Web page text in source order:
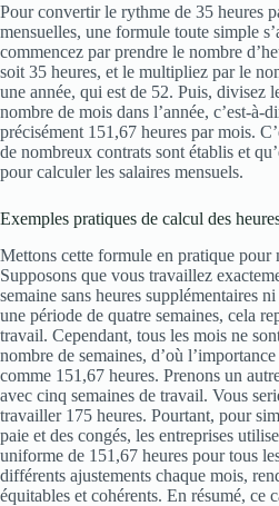
Pour convertir le rythme de 35 heures
mensuelles, une formule toute simple
commencez par prendre le nombre
soit 35 heures, et le multipliez par le
une année, qui est de 52. Puis, divisez
nombre de mois dans l’année, c’est-à-
précisément 151,67 heures par mois.
de nombreux contrats sont établis et
pour calculer les salaires mensuels.
Exemples pratiques de calcul des
Mettons cette formule en pratique pour
Supposons que vous travaillez
semaine sans heures supplémentaires
une période de quatre semaines, cela
travail. Cependant, tous les mois ne
nombre de semaines, d’où
comme 151,67 heures. Prenons un
avec cinq semaines de travail. Vous
travailler 175 heures. Pourtant, pour
paie et des congés, les entreprises
uniforme de 151,67 heures pour tous
différents ajustements chaque mois,
équitables et cohérents. En résumé, ce